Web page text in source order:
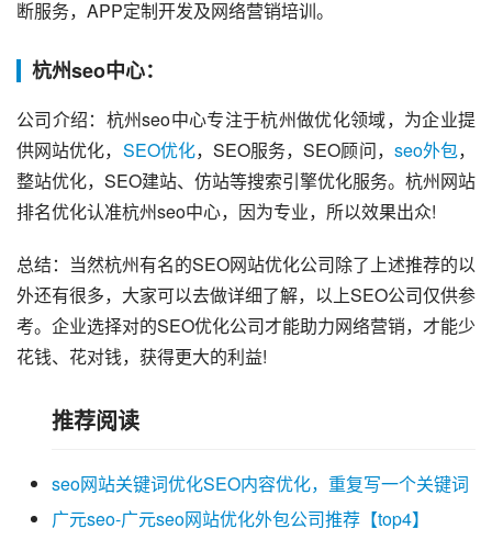
断服务，APP定制开发及网络营销培训。
杭州seo中心：
公司介绍：杭州seo中心专注于杭州做优化领域，为企业提
供网站优化， SEO优化，SEO服务，SEO顾问， seo外包，
整站优化，SEO建站、仿站等搜索引擎优化服务。杭州网站
排名优化认准杭州seo中心，因为专业，所以效果出众!
总结：当然杭州有名的SEO网站优化公司除了上述推荐的以
外还有很多，大家可以去做详细了解，以上SEO公司仅供参
考。企业选择对的SEO优化公司才能助力网络营销，才能少
花钱、花对钱，获得更大的利益!
推荐阅读
seo网站关键词优化SEO内容优化，重复写一个关键词
广元seo-广元seo网站优化外包公司推荐【top4】